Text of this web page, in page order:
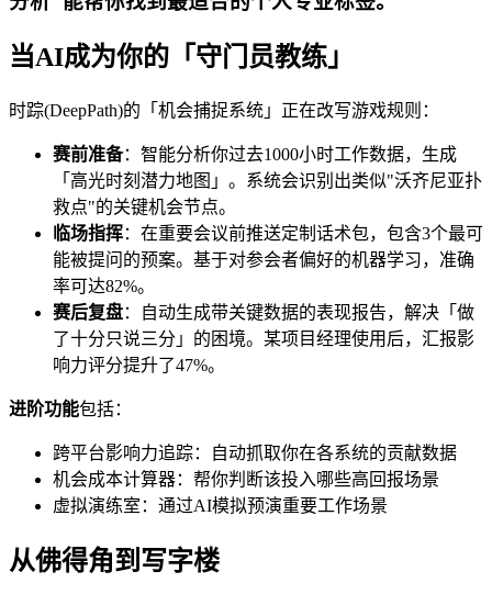
当AI成为你的「守门员教练」
时踪(DeepPath)的「机会捕捉系统」正在改写游戏规则：
赛前准备：智能分析你过去1000小时工作数据，生成
「高光时刻潜力地图」。系统会识别出类似"沃齐尼亚扑
救点"的关键机会节点。
临场指挥：在重要会议前推送定制话术包，包含3个最可
能被提问的预案。基于对参会者偏好的机器学习，准确
率可达82%。
赛后复盘：自动生成带关键数据的表现报告，解决「做
了十分只说三分」的困境。某项目经理使用后，汇报影
响力评分提升了47%。
进阶功能包括：
跨平台影响力追踪：自动抓取你在各系统的贡献数据
机会成本计算器：帮你判断该投入哪些高回报场景
虚拟演练室：通过AI模拟预演重要工作场景
从佛得角到写字楼